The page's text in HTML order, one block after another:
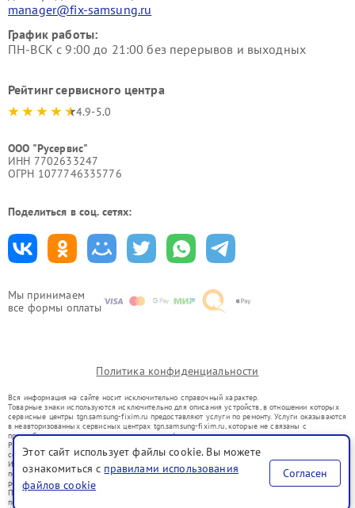
Мы принимаем
все формы оплаты
manager@fix-samsung.ru
График работы:
ПН-ВСК с 9:00 до 21:00 без перерывов и выходных
Рейтинг сервисного центра
4.9-5.0
ООО "Русервис"
ИНН 7702633247
ОГРН 1077746335776
Поделиться в соц. сетях:
Политика конфиденциальности
Вся информация на сайте носит исключительно справочный характер.
Товарные знаки используются исключительно для описания устройств, в отношении которых
сервисные центры tgn.samsung-fixim.ru предоставляют услуги по ремонту. Услуги оказываются
в неавторизованных сервисных центрах tgn.samsung-fixim.ru, которые не связаны с
правообладателями товарных знаков или их официальными представителями.
Ремонт осуществляется для устройств, уже введенных в гражданский оборот в соответствии
со статьей 1487 ГК РФ.
Использование товарных знаков не преследует цели индивидуализации услуг или введения
потребителей в заблуждение, а служит для информирования о предоставляемых услугах по
ремонту техники указанных брендов.
Представленная на сайте информация не является публичной офертой, определяемой
положениями Статьи 437(2) Гражданского кодекса РФ
Этот сайт использует файлы cookie. Вы можете
ознакомиться с правилами использования
файлов cookie
Согласен